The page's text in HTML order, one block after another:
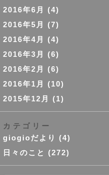
2016年6月
(4)
2016年5月
(7)
2016年4月
(4)
2016年3月
(6)
2016年2月
(6)
2016年1月
(10)
2015年12月
(1)
カテゴリー
giogioだより
(4)
日々のこと (272)